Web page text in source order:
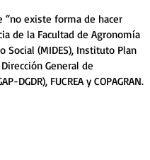
“no existe forma de hacer
de la Facultad de Agronomía
Social (MIDES), Instituto Plan
General de
FUCREA y COPAGRAN.